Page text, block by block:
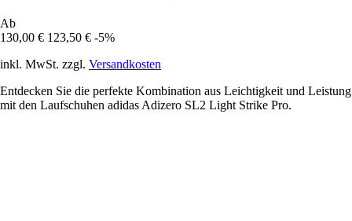
Ab
130,00 € 123,50 € -5%
inkl. MwSt. zzgl. Versandkosten
Entdecken Sie die perfekte Kombination aus Leichtigkeit und Leistung
mit den Laufschuhen adidas Adizero SL2 Light Strike Pro.